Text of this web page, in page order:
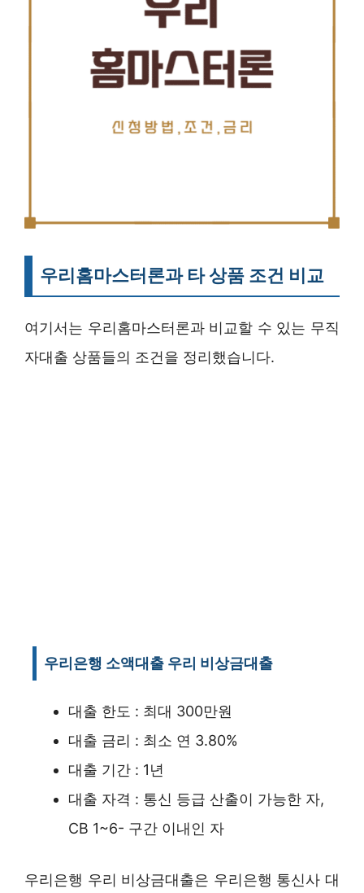
우리홈마스터론과 타 상품 조건 비교
여기서는 우리홈마스터론과 비교할 수 있는 무직
자대출 상품들의 조건을 정리했습니다.
우리은행 소액대출 우리 비상금대출
대출 한도 : 최대 300만원
대출 금리 : 최소 연 3.80%
대출 기간 : 1년
대출 자격 : 통신 등급 산출이 가능한 자,
CB 1~6- 구간 이내인 자
우리은행 우리 비상금대출은 우리은행 통신사 대